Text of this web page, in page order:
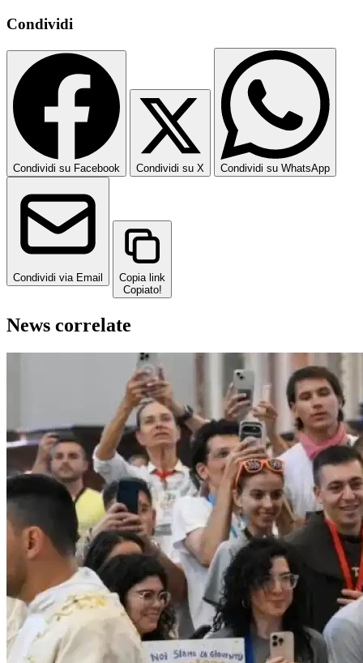
Condividi
Condividi su Facebook Condividi su X Condividi su WhatsApp
Condividi via Email
Copia link
Copiato!
News correlate